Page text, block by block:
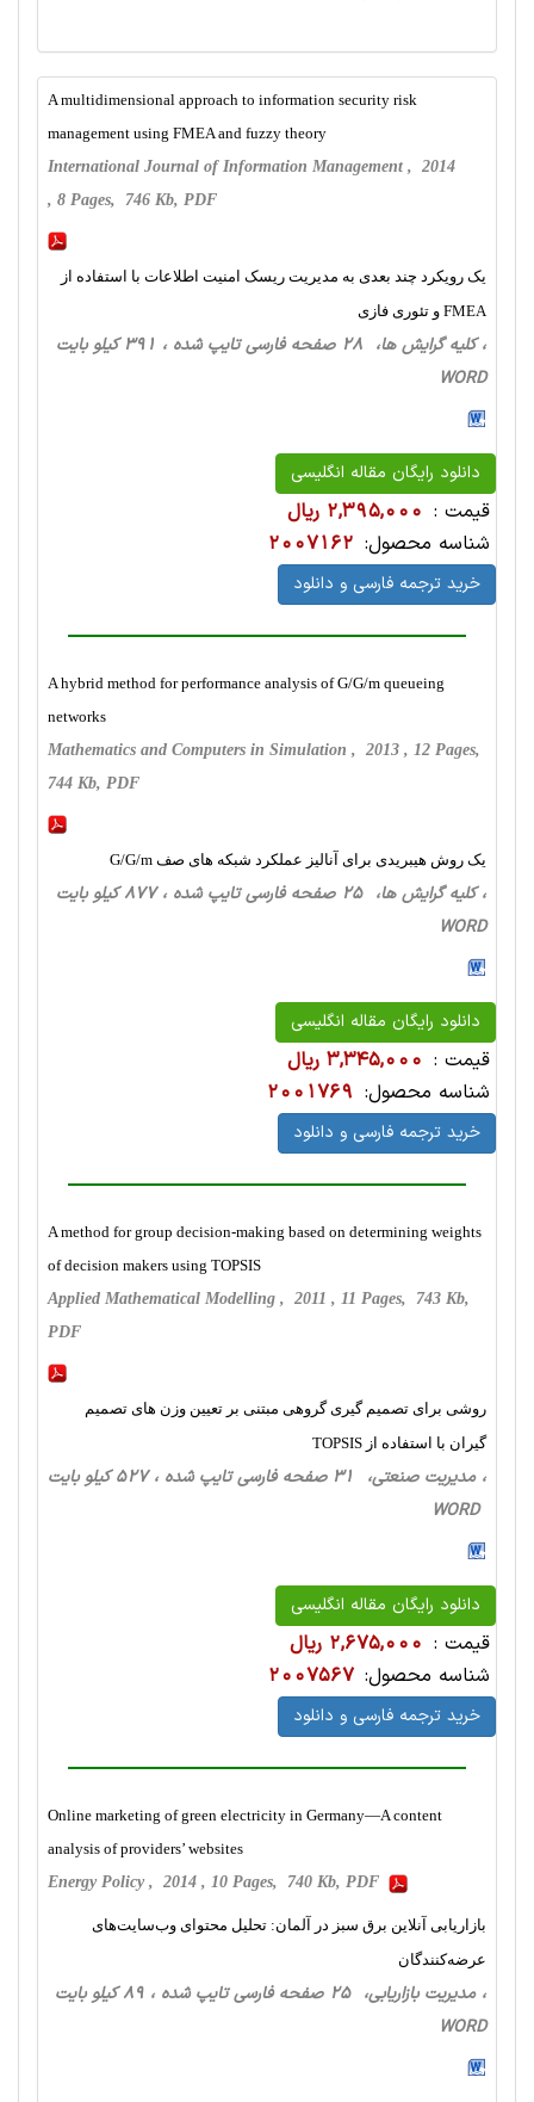
A multidimensional approach to information security risk
management using FMEA and fuzzy theory
International Journal of Information Management , 2014
, 8 Pages, 746 Kb, PDF
یک رویکرد چند بعدی به مدیریت ریسک امنیت اطلاعات با استفاده از
FMEA و تئوری فازی
، کلیه گرایش ها، 28 صفحه فارسی تایپ شده ، 391 کیلو بایت
WORD
دانلود رایگان مقاله انگلیسی
قیمت : 2,395,000 ریال
شناسه محصول: 2007162
خرید ترجمه فارسی و دانلود
A hybrid method for performance analysis of G/G/m queueing
networks
Mathematics and Computers in Simulation , 2013 , 12 Pages,
744 Kb, PDF
یک روش هیبریدی برای آنالیز عملکرد شبکه های صف G/G/m
، کلیه گرایش ها، 25 صفحه فارسی تایپ شده ، 877 کیلو بایت
WORD
دانلود رایگان مقاله انگلیسی
قیمت : 3,345,000 ریال
شناسه محصول: 2001769
خرید ترجمه فارسی و دانلود
A method for group decision-making based on determining weights
of decision makers using TOPSIS
Applied Mathematical Modelling , 2011 , 11 Pages, 743 Kb,
PDF
روشی برای تصمیم گیری گروهی مبتنی بر تعیین وزن های تصمیم
گیران با استفاده از TOPSIS
، مدیریت صنعتی، 31 صفحه فارسی تایپ شده ، 527 کیلو بایت
WORD
دانلود رایگان مقاله انگلیسی
قیمت : 2,675,000 ریال
شناسه محصول: 2007567
خرید ترجمه فارسی و دانلود
Online marketing of green electricity in Germany—A content
analysis of providers’ websites
Energy Policy , 2014 , 10 Pages, 740 Kb, PDF
بازاریابی آنلاین برق سبز در آلمان: تحلیل محتوای وب‌سایت‌های
عرضه‌کنندگان
، مدیریت بازاریابی، 25 صفحه فارسی تایپ شده ، 89 کیلو بایت
WORD